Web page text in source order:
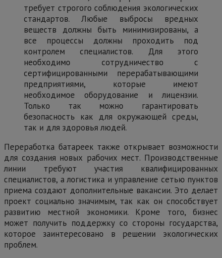
требует строгого соблюдения экологических
стандартов. Любые выбросы вредных
веществ должны быть минимизированы, а
все процессы должны проходить под
контролем специалистов. Для этого
необходимо сотрудничество с
сертифицированными перерабатывающими
предприятиями, которые имеют
необходимое оборудование и лицензии.
Только так можно гарантировать
безопасность как для окружающей среды,
так и для здоровья людей.
Переработка батареек также открывает возможности
для создания новых рабочих мест. Производственные
линии требуют участия квалифицированных
специалистов, а логистика и управление сетью пунктов
приема создают дополнительные вакансии. Это делает
проект социально значимым, так как он способствует
развитию местной экономики. Кроме того, бизнес
может получить поддержку со стороны государства,
которое заинтересовано в решении экологических
проблем.